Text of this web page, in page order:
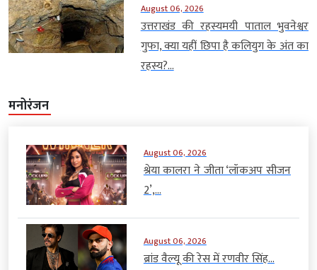
August 06, 2026
उत्तराखंड की रहस्यमयी पाताल भुवनेश्वर
गुफा, क्या यहीं छिपा है कलियुग के अंत का
रहस्य?...
मनोरंजन
August 06, 2026
श्रेया कालरा ने जीता ‘लॉकअप सीजन
2’,...
August 06, 2026
ब्रांड वैल्यू की रेस में रणवीर सिंह...